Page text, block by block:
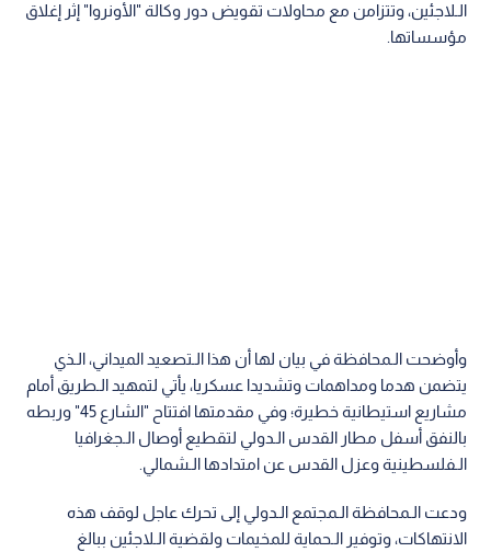
الـلاجئين، وتتزامن مع محاولات تقويض دور وكالة "الأونروا" إثر إغلاق
مؤسساتها.
وأوضحت الـمحافظة في بيان لها أن هذا الـتصعيد الميداني، الـذي
يتضمن هدما ومداهمات وتشديدا عسكريا، يأتي لتمهيد الـطريق أمام
مشاريع استيطانية خطيرة؛ وفي مقدمتها افتتاح "الشارع 45" وربطه
بالنفق أسفل مطار القدس الـدولي لتقطيع أوصال الـجغرافيا
الـفلسطينية وعزل القدس عن امتدادها الـشمالي.
ودعت الـمحافظة الـمجتمع الـدولي إلى تحرك عاجل لوقف هذه
الانتهاكات، وتوفير الـحماية للمخيمات ولقضية الـلاجئين ببالغ